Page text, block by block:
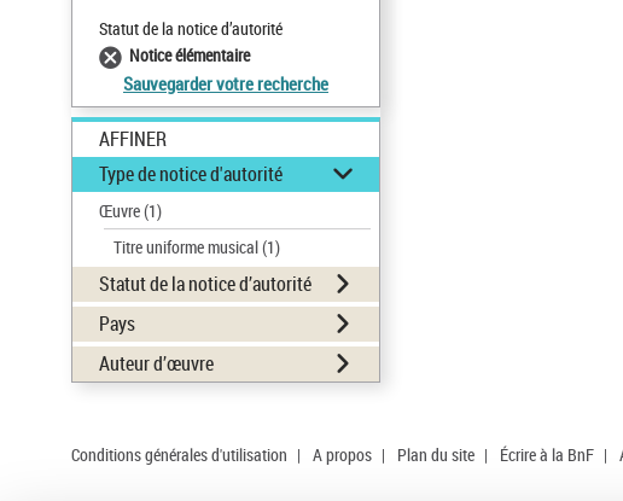
Statut de la notice d’autorité
Notice élémentaire
Sauvegarder votre recherche
AFFINER
Type de notice d'autorité
Œuvre(1)
Titre uniforme musical(1)
Statut de la notice d’autorité
Pays
Auteur d’œuvre
Conditions générales d'utilisation | A propos | Plan du site | Écrire à la BnF |